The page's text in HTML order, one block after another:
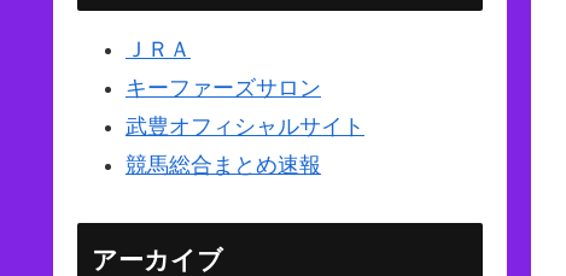
ＪＲＡ
キーファーズサロン
武豊オフィシャルサイト
競馬総合まとめ速報
アーカイブ